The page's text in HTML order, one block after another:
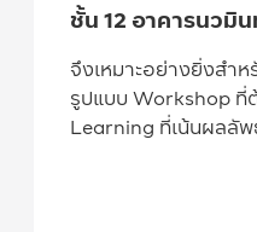
ชั้น 12 อาคารนวมิ
จึงเหมาะอย่างยิ่งสำ
รูปแบบ Workshop ที่
Learning ที่เน้นผลลั